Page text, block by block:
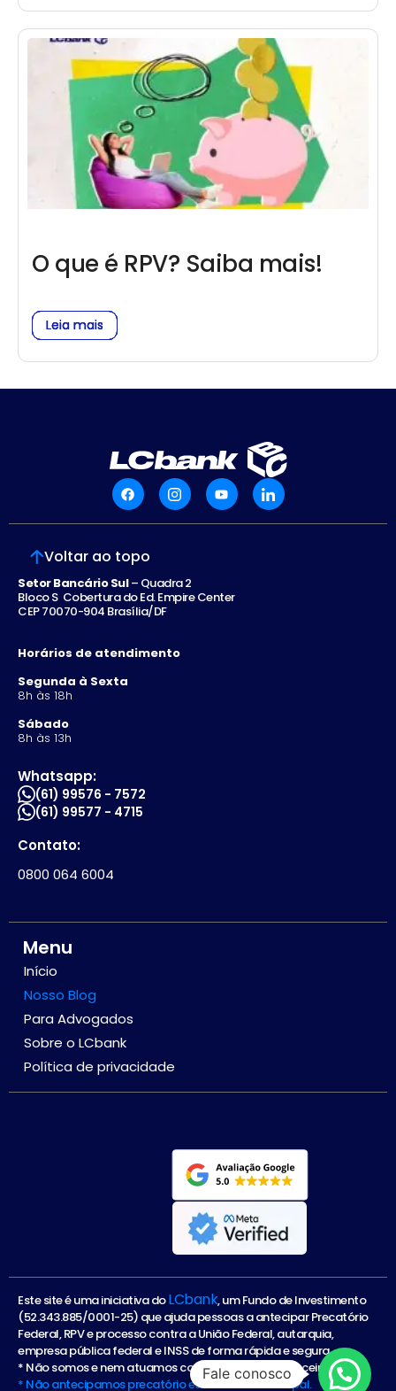
Leia mais
Leia mais
O que é RPV? Saiba mais!
Leia mais
Voltar ao topo
Setor Bancário Sul– Quadra 2
Bloco S Cobertura do Ed. Empire Center
CEP 70070-904 Brasília/DF
Horários de atendimento
Segunda à Sexta
8h às 18h
Sábado
8h às 13h
Whatsapp:
(61) 99576 - 7572
(61) 99577 - 4715
Contato:
0800 064 6004
Menu
Início
Nosso Blog
Para Advogados
Sobre o LCbank
Política de privacidade
Este site é uma iniciativa doLCbank, um Fundo de Investimento
(52.343.885/0001-25) que ajuda pessoas a antecipar Precatório
Federal, RPV e processo contra a União Federal, autarquia,
empresa pública federal e INSS de forma rápida e segura.
* Não somos e nem atuamos como instituição financeira.
* Não antecipamos precatório estadual ou municipal.
Fale conosco